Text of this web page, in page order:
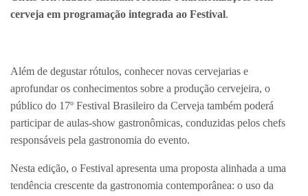
cerveja em programação integrada ao Festival.
Além de degustar rótulos, conhecer novas cervejarias e
aprofundar os conhecimentos sobre a produção cervejeira, o
público do 17º Festival Brasileiro da Cerveja também poderá
participar de aulas-show gastronômicas, conduzidas pelos chefs
responsáveis pela gastronomia do evento.
Nesta edição, o Festival apresenta uma proposta alinhada a uma
tendência crescente da gastronomia contemporânea: o uso da